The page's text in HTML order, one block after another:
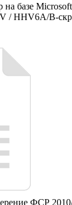
на базе
/ HHV6A/B-
ФСР